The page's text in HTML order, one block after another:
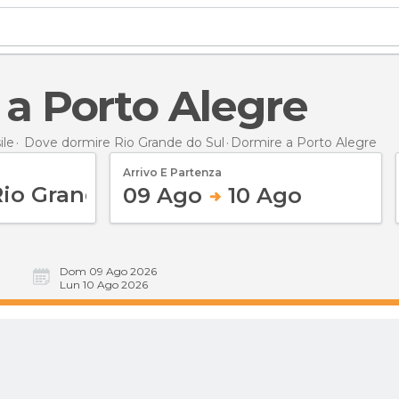
a Porto Alegre
Dove dormire Rio Grande do Sul Dormire a Porto Alegre
Arrivo E Partenza
09 Ago 10 Ago
Dom 09 Ago 2026
Lun 10 Ago 2026